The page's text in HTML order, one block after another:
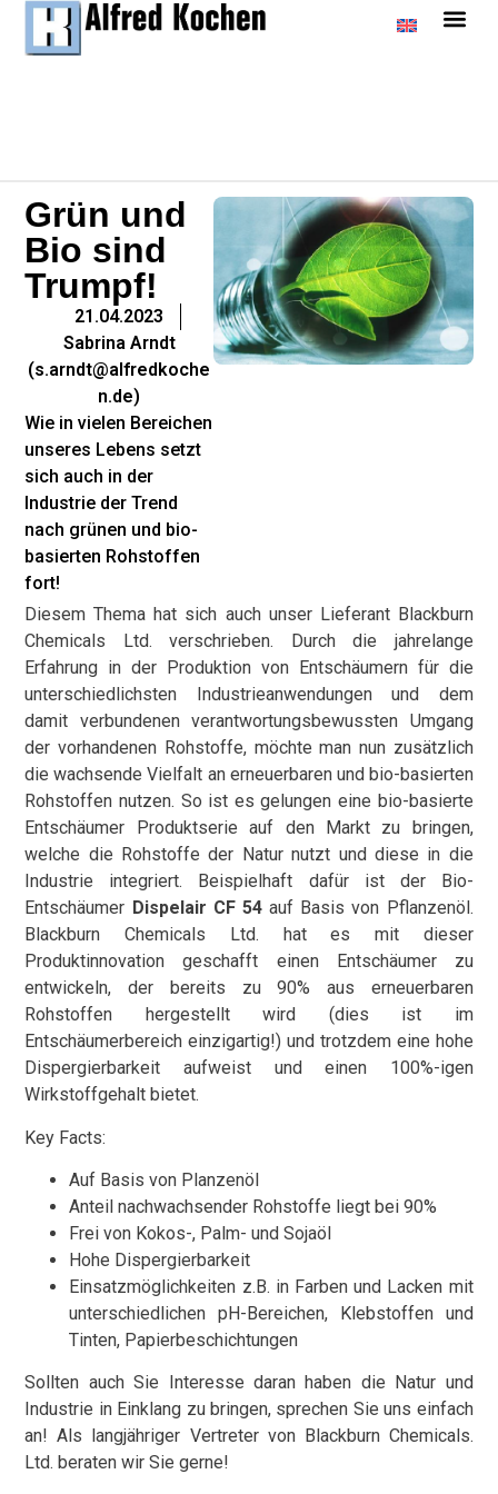
Grün und
Bio sind
Trumpf!
21.04.2023
Sabrina Arndt
(s.arndt@alfredkoche
n.de)
Wie in vielen Bereichen
unseres Lebens setzt
sich auch in der
Industrie der Trend
nach grünen und bio-
basierten Rohstoffen
fort!
Diesem Thema hat sich auch unser Lieferant Blackburn
Chemicals Ltd. verschrieben. Durch die jahrelange
Erfahrung in der Produktion von Entschäumern für die
unterschiedlichsten Industrieanwendungen und dem
damit verbundenen verantwortungsbewussten Umgang
der vorhandenen Rohstoffe, möchte man nun zusätzlich
die wachsende Vielfalt an erneuerbaren und bio-basierten
Rohstoffen nutzen. So ist es gelungen eine bio-basierte
Entschäumer Produktserie auf den Markt zu bringen,
welche die Rohstoffe der Natur nutzt und diese in die
Industrie integriert. Beispielhaft dafür ist der Bio-
Entschäumer Dispelair CF 54auf Basis von Pflanzenöl.
Blackburn Chemicals Ltd. hat es mit dieser
Produktinnovation geschafft einen Entschäumer zu
entwickeln, der bereits zu 90% aus erneuerbaren
Rohstoffen hergestellt wird (dies ist im
Entschäumerbereich einzigartig!) und trotzdem eine hohe
Dispergierbarkeit aufweist und einen 100%-igen
Wirkstoffgehalt bietet.
Key Facts:
Auf Basis von Planzenöl
Anteil nachwachsender Rohstoffe liegt bei 90%
Frei von Kokos-, Palm- und Sojaöl
Hohe Dispergierbarkeit
Einsatzmöglichkeiten z.B. in Farben und Lacken mit
unterschiedlichen pH-Bereichen, Klebstoffen und
Tinten, Papierbeschichtungen
Sollten auch Sie Interesse daran haben die Natur und
Industrie in Einklang zu bringen, sprechen Sie uns einfach
an! Als langjähriger Vertreter von Blackburn Chemicals.
Ltd. beraten wir Sie gerne!